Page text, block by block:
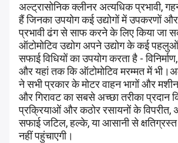
अल्ट्रासोनिक क्लीनर अत्यधिक प्रभावी,
हैं जिनका उपयोग कई उद्योगों में उपकरणों
प्रभावी ढंग से साफ करने के लिए किया जा
ऑटोमोटिव उद्योग अपने उद्योग के कई
सफाई विधियों का उपयोग करता है -
और यहां तक ​​कि ऑटोमोटिव मरम्मत में
ने सभी प्रकार के मोटर वाहन भागों और
और गिरावट का सबसे अच्छा तरीका प्रदान
प्रक्रियाओं और कठोर रसायनों के विपरीत,
सफाई जटिल, हल्के, या आसानी से
नहीं पहुंचाएगी।